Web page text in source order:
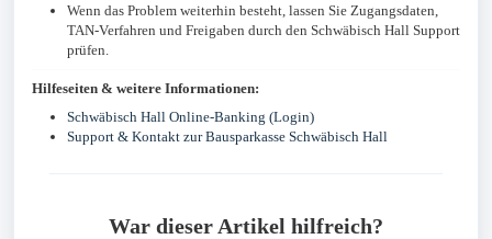
Wenn das Problem weiterhin besteht, lassen Sie Zugangsdaten,
TAN-Verfahren und Freigaben durch den Schwäbisch Hall Support
prüfen.
Hilfeseiten & weitere Informationen:
Schwäbisch Hall Online-Banking (Login)
Support & Kontakt zur Bausparkasse Schwäbisch Hall
War dieser Artikel hilfreich?